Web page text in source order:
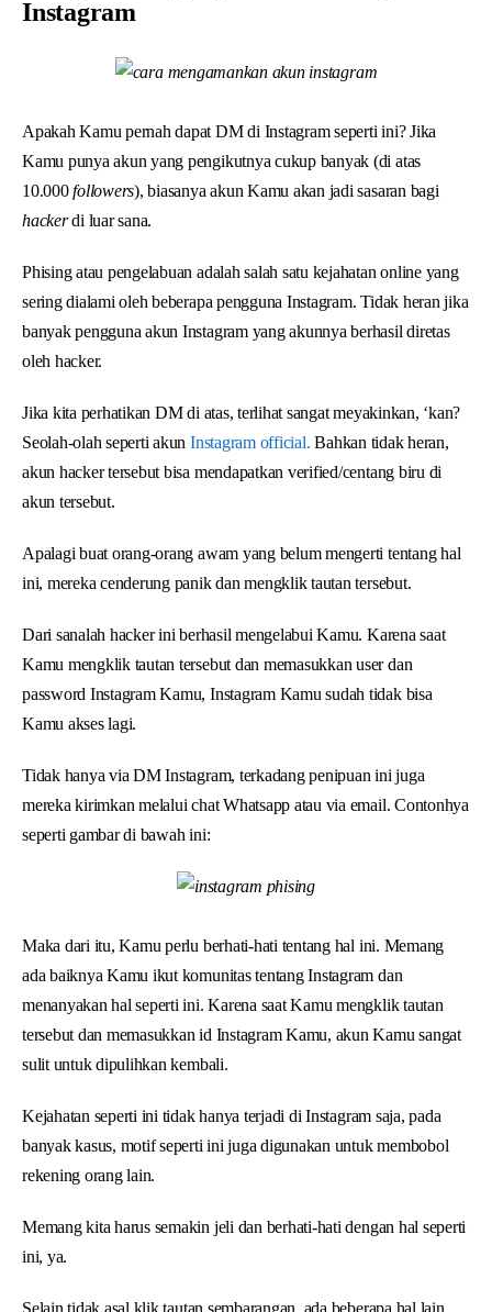
Instagram
Apakah Kamu pernah dapat DM di Instagram seperti ini? Jika
Kamu punya akun yang pengikutnya cukup banyak (di atas
10.000followers), biasanya akun Kamu akan jadi sasaran bagi
hackerdi luar sana.
Phising atau pengelabuan adalah salah satu kejahatan online yang
sering dialami oleh beberapa pengguna Instagram. Tidak heran jika
banyak pengguna akun Instagram yang akunnya berhasil diretas
oleh hacker.
Jika kita perhatikan DM di atas, terlihat sangat meyakinkan, ‘kan?
Seolah-olah seperti akunInstagram official. Bahkan tidak heran,
akun hacker tersebut bisa mendapatkan verified/centang biru di
akun tersebut.
Apalagi buat orang-orang awam yang belum mengerti tentang hal
ini, mereka cenderung panik dan mengklik tautan tersebut.
Dari sanalah hacker ini berhasil mengelabui Kamu. Karena saat
Kamu mengklik tautan tersebut dan memasukkan user dan
password Instagram Kamu, Instagram Kamu sudah tidak bisa
Kamu akses lagi.
Tidak hanya via DM Instagram, terkadang penipuan ini juga
mereka kirimkan melalui chat Whatsapp atau via email. Contonhya
seperti gambar di bawah ini:
Maka dari itu, Kamu perlu berhati-hati tentang hal ini. Memang
ada baiknya Kamu ikut komunitas tentang Instagram dan
menanyakan hal seperti ini. Karena saat Kamu mengklik tautan
tersebut dan memasukkan id Instagram Kamu, akun Kamu sangat
sulit untuk dipulihkan kembali.
Kejahatan seperti ini tidak hanya terjadi di Instagram saja, pada
banyak kasus, motif seperti ini juga digunakan untuk membobol
rekening orang lain.
Memang kita harus semakin jeli dan berhati-hati dengan hal seperti
ini, ya.
Selain tidak asal klik tautan sembarangan, ada beberapa hal lain